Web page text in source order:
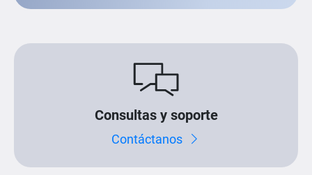
Consultas y soporte
Contáctanos